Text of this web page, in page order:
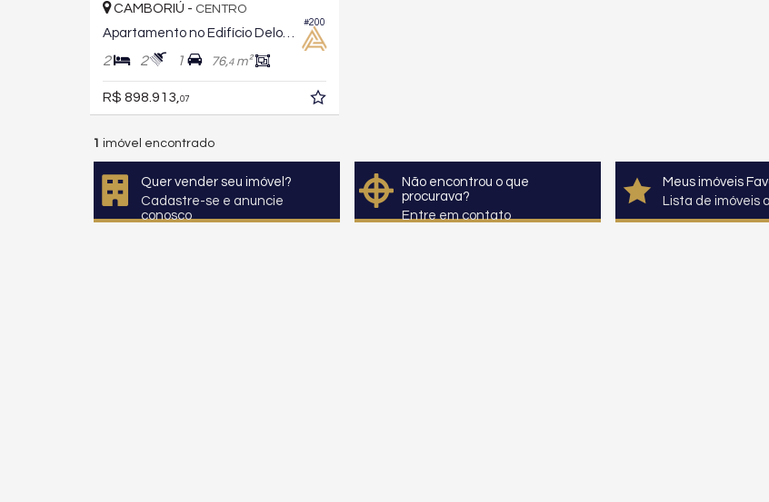
#200
CAMBORIÚ - CENTRO
2 2 1 76,4m²
R$ 898.913, 07
1 imóvel encontrado
Quer vender seu imóvel?
Cadastre-se e anuncie
conosco
Não encontrou o que
procurava?
Entre em contato
Meus imóveis
Lista de imóveis